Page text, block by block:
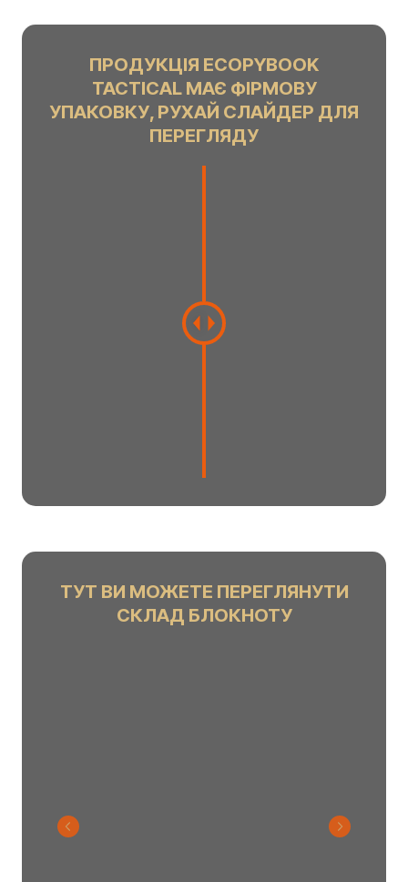
ПРОДУКЦІЯ ECOPYBOOK
TACTICAL МАЄ ФІРМОВУ
УПАКОВКУ, РУХАЙ СЛАЙДЕР ДЛЯ
ПЕРЕГЛЯДУ
g
e
a
n
t
ТУТ ВИ МОЖЕТЕ ПЕРЕГЛЯНУТИ
СКЛАД БЛОКНОТУ